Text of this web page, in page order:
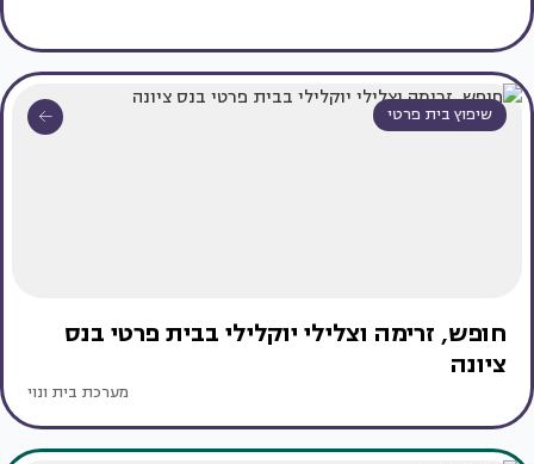
שיפוץ בית פרטי
חופש, זרימה וצלילי יוקלילי בבית פרטי בנס
ציונה
מערכת בית ונוי